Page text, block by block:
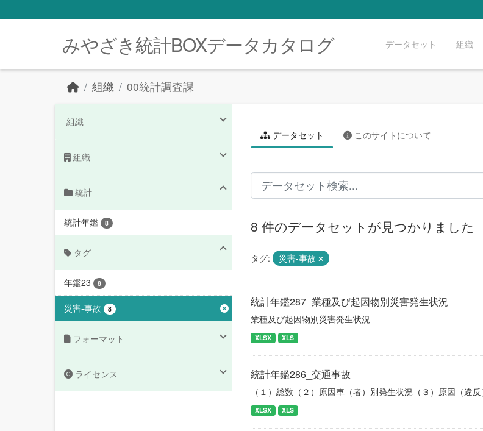
みやざき統計BOXデータカタログ データセット 組織
組織 00統計調査課
組織
組織
統計
統計年鑑 8
タグ
年鑑23 8
災害-事故 8
フォーマット
ライセンス
データセット このサイトについて
8 件のデータセットが見つかりました
タグ: 災害-事故
統計年鑑287_業種及び起因物別災害発生状況
業種及び起因物別災害発生状況
XLSX XLS
統計年鑑286_交通事故
（１）総数（２）原因車（者）別発生状況（３）原因（違
XLSX XLS